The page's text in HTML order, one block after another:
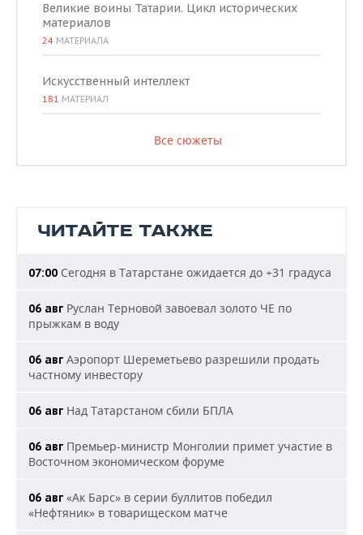
Великие воины Татарии. Цикл исторических
материалов
24 МАТЕРИАЛА
Искусственный интеллект
181 МАТЕРИАЛ
Все сюжеты
ЧИТАЙТЕ ТАКЖЕ
07:00 Сегодня в Татарстане ожидается до +31 градуса
06 авг Руслан Терновой завоевал золото ЧЕ по
прыжкам в воду
06 авг Аэропорт Шереметьево разрешили продать
частному инвестору
06 авг Над Татарстаном сбили БПЛА
06 авг Премьер-министр Монголии примет участие в
Восточном экономическом форуме
06 авг «Ак Барс» в серии буллитов победил
«Нефтяник» в товарищеском матче